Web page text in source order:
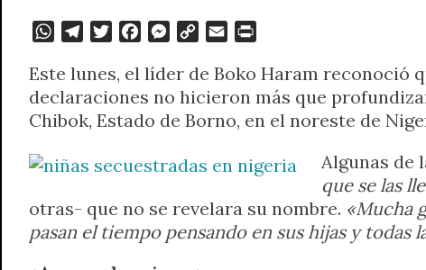
W
a
t
s
p
l
e
g
a
i
t
t
r
c
e
b
o
M
s
s
e
g
r
p
y
L
n
a
i
l
n
t
r
i
e
n
Este lunes, el líder de Boko Haram reconoció
declaraciones no hicieron más que
Chibok, Estado de Borno, en el noreste de
Algunas de
que se las
otras- que no se revelara su nombre. «Mucha
pasan el tiempo pensando en sus hijas y todas